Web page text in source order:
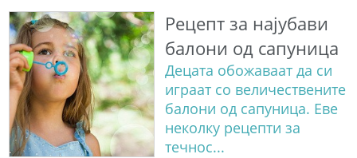
Рецепт за најубави
балони од сапуница
Децата обожаваат да си
играат со величествените
балони од сапуница. Еве
неколку рецепти за
течнос...